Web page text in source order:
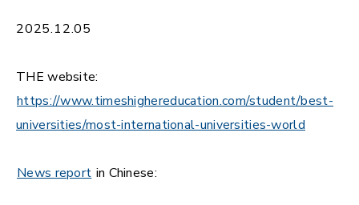
2025.12.05
THE website:
https://www.timeshighereducation.com/student/best-
universities/most-international-universities-world
News report in Chinese: